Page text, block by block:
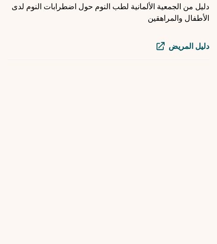
دليل من الجمعية الألمانية لطب النوم حول اضطرابات النوم لدى
الأطفال والمراهقين
دليل المريض